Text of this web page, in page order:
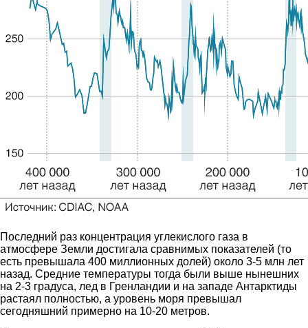
Последний раз концентрация углекислого газа в
атмосфере Земли достигала сравнимых показателей (то
есть превышала 400 миллионных долей) около 3-5 млн лет
назад. Средние температуры тогда были выше нынешних
на 2-3 градуса, лед в Гренландии и на западе Антарктиды
растаял полностью, а уровень моря превышал
сегодняшний примерно на 10-20 метров.